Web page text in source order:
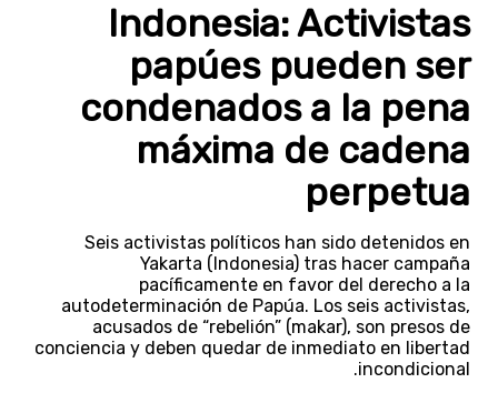
Indonesia: Activistas
papúes pueden ser
condenados a la pena
máxima de cadena
perpetua
Seis activistas políticos han sido detenidos en
Yakarta (Indonesia) tras hacer campaña
pacíficamente en favor del derecho a la
autodeterminación de Papúa. Los seis activistas,
acusados de “rebelión” (makar), son presos de
conciencia y deben quedar de inmediato en libertad
incondicional.